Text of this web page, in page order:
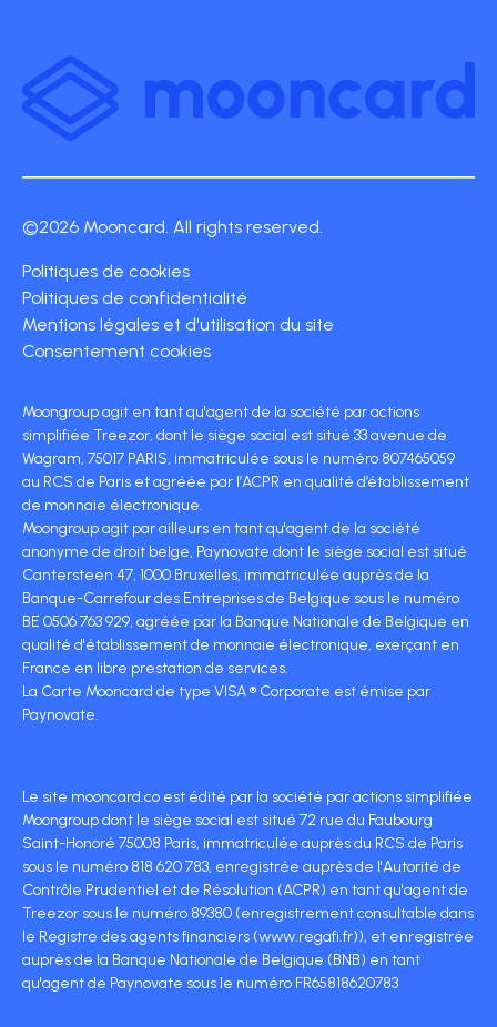
©2026 Mooncard. All rights reserved.
Politiques de cookies
Politiques de confidentialité
Mentions légales et d'utilisation du site
Consentement cookies
Moongroup agit en tant qu'agent de la société par actions
simplifiée Treezor, dont le siège social est situé 33 avenue de
Wagram, 75017 PARIS, immatriculée sous le numéro 807465059
au RCS de Paris et agréée par l’ACPR en qualité d’établissement
de monnaie électronique.
Moongroup agit par ailleurs en tant qu'agent de la société
anonyme de droit belge, Paynovate dont le siège social est situé
Cantersteen 47, 1000 Bruxelles, immatriculée auprès de la
Banque-Carrefour des Entreprises de Belgique sous le numéro
BE 0506 763 929, agréée par la Banque Nationale de Belgique en
qualité d'établissement de monnaie électronique, exerçant en
France en libre prestation de services.
La Carte Mooncard de type VISA ® Corporate est émise par
Paynovate.
Le site mooncard.co est édité par la société par actions simplifiée
Moongroup dont le siège social est situé 72 rue du Faubourg
Saint-Honoré 75008 Paris, immatriculée auprès du RCS de Paris
sous le numéro 818 620 783, enregistrée auprès de l'Autorité de
Contrôle Prudentiel et de Résolution (ACPR) en tant qu'agent de
Treezor sous le numéro 89380 (enregistrement consultable dans
le Registre des agents financiers (www.regafi.fr)), et enregistrée
auprès de la Banque Nationale de Belgique (BNB) en tant
qu'agent de Paynovate sous le numéro FR65818620783